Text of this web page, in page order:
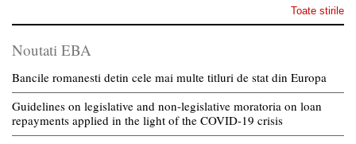
Toate stirile
Noutati EBA
Bancile romanesti detin cele mai multe titluri de stat din Europa
Guidelines on legislative and non-legislative moratoria on loan
repayments applied in the light of the COVID-19 crisis